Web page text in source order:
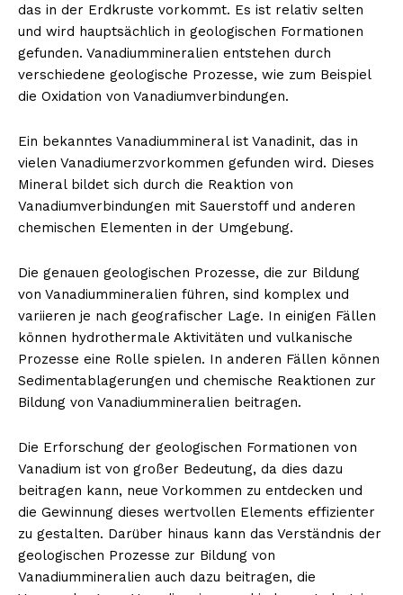
das in der Erdkruste vorkommt. Es ist relativ selten
und wird hauptsächlich in geologischen Formationen
gefunden. Vanadiummineralien entstehen durch
verschiedene geologische Prozesse, wie zum Beispiel
die Oxidation von Vanadiumverbindungen.
Ein bekanntes Vanadiummineral ist Vanadinit, das in
vielen Vanadiumerzvorkommen gefunden wird. Dieses
Mineral bildet sich durch die Reaktion von
Vanadiumverbindungen mit Sauerstoff und anderen
chemischen Elementen in der Umgebung.
Die genauen geologischen Prozesse, die zur Bildung
von Vanadiummineralien führen, sind komplex und
variieren je nach geografischer Lage. In einigen Fällen
können hydrothermale Aktivitäten und vulkanische
Prozesse eine Rolle spielen. In anderen Fällen können
Sedimentablagerungen und chemische Reaktionen zur
Bildung von Vanadiummineralien beitragen.
Die Erforschung der geologischen Formationen von
Vanadium ist von großer Bedeutung, da dies dazu
beitragen kann, neue Vorkommen zu entdecken und
die Gewinnung dieses wertvollen Elements effizienter
zu gestalten. Darüber hinaus kann das Verständnis der
geologischen Prozesse zur Bildung von
Vanadiummineralien auch dazu beitragen, die